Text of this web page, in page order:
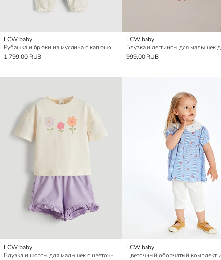
LCW baby
Рубашка и брюки из муслина с капюшоном для мальчика
1 799,00 RUB
LCW baby
999,00 RUB
LCW baby
Блузка и шорты для малышек с цветочным принтом и круглым вырезом, 2 шт.
LCW baby